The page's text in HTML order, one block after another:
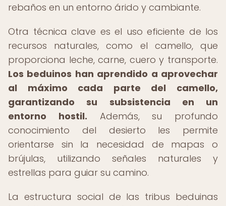
rebaños en un entorno árido y cambiante.
Otra técnica clave es el uso eficiente de los
recursos naturales, como el camello, que
proporciona leche, carne, cuero y transporte.
Los beduinos han aprendido a aprovechar
al máximo cada parte del camello,
garantizando su subsistencia en un
entorno hostil. Además, su profundo
conocimiento del desierto les permite
orientarse sin la necesidad de mapas o
brújulas, utilizando señales naturales y
estrellas para guiar su camino.
La estructura social de las tribus beduinas